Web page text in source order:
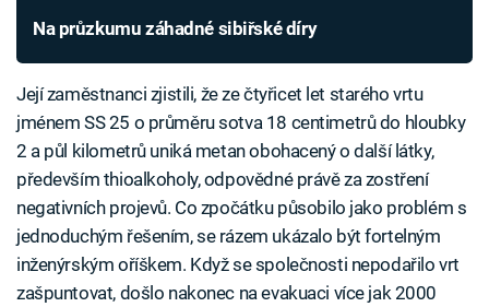
Na průzkumu záhadné sibiřské díry
Její zaměstnanci zjistili, že ze čtyřicet let starého vrtu
jménem SS 25 o průměru sotva 18 centimetrů do hloubky
2 a půl kilometrů uniká metan obohacený o další látky,
především thioalkoholy, odpovědné právě za zostření
negativních projevů. Co zpočátku působilo jako problém s
jednoduchým řešením, se rázem ukázalo být fortelným
inženýrským oříškem. Když se společnosti nepodařilo vrt
zašpuntovat, došlo nakonec na evakuaci více jak 2000